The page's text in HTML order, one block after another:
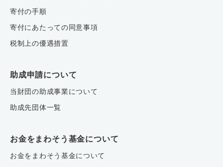
寄付の手順
寄付にあたっての同意事項
税制上の優遇措置
助成申請について
当財団の助成事業について
助成先団体一覧
お金をまわそう基金について
お金をまわそう基金について